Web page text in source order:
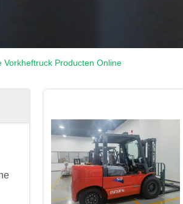
Vorkheftruck Producten Online